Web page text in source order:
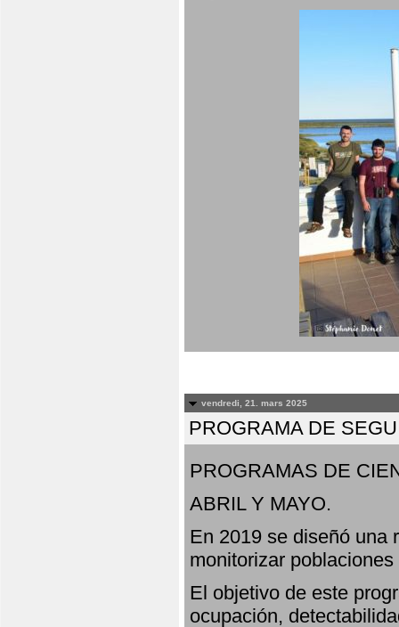
vendredi, 21. mars 2025
PROGRAMA DE
PROGRAMAS DE
ABRIL Y MAYO.
En 2019 se diseñó una
monitorizar
El objetivo de este
ocupación,